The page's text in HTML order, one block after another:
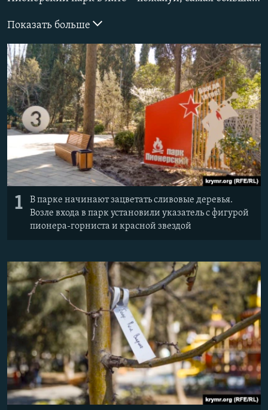
ELIFBE
УКРАИНСКАЯ ПРОБЛЕМА КРЫМА
Все сайты RFE/RL
Показать больше
1
В парке начинают зацветать сливовые деревья.
Возле входа в парк установили указатель с фигурой
пионера-горниста и красной звездой